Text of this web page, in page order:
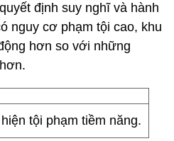
định suy nghĩ và hành
nguy cơ phạm tội cao, khu
hơn so với những
tội phạm tiềm năng.